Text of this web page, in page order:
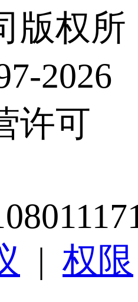
版权所
2026
许可
|权限